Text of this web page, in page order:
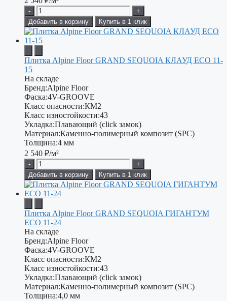
-
+
Добавить в корзину
Купить в 1 клик
Плитка Alpine Floor GRAND SEQUOIA КЛАУД ECO 11-
15
На складе
Бренд:Alpine Floor
Фаска:4V-GROOVE
Класс опасности:КМ2
Класс изностойкости:43
Укладка:Плавающий (click замок)
Материал:Каменно-полимерный композит (SPC)
Толщина:4 мм
2 540 ₽/м²
-
+
Добавить в корзину
Купить в 1 клик
Плитка Alpine Floor GRAND SEQUOIA ГИГАНТУМ
ECO 11-24
На складе
Бренд:Alpine Floor
Фаска:4V-GROOVE
Класс опасности:КМ2
Класс изностойкости:43
Укладка:Плавающий (click замок)
Материал:Каменно-полимерный композит (SPC)
Толщина:4,0 мм